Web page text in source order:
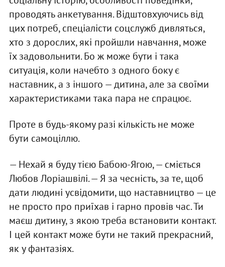
проводять анкетування. Відштовхуючись від
цих потреб, спеціалісти соцслужб дивляться,
хто з дорослих, які пройшли навчання, може
їх задовольнити. Бо ж може бути і така
ситуація, коли начебто з одного боку є
наставник, а з іншого — дитина, але за своїми
характеристиками така пара не спрацює.
Проте в будь-якому разі кількість не може
бути самоціллю.
— Нехай я буду тією Бабою-Ягою, — сміється
Любов Лоріашвілі. — Я за чесність, за те, щоб
дати людині усвідомити, що наставництво — це
не просто про приїхав і гарно провів час. Ти
маєш дитину, з якою треба встановити контакт.
І цей контакт може бути не такий прекрасний,
як у фантазіях.